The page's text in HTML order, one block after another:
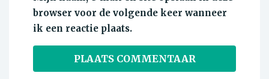
browser voor de volgende keer wanneer
ik een reactie plaats.